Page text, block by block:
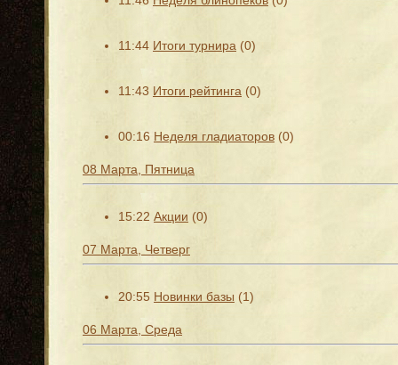
11:44 Итоги турнира (0)
11:43 Итоги рейтинга (0)
00:16 Неделя гладиаторов (0)
08 Марта, Пятница
15:22 Акции (0)
07 Марта, Четверг
20:55 Новинки базы (1)
06 Марта, Среда